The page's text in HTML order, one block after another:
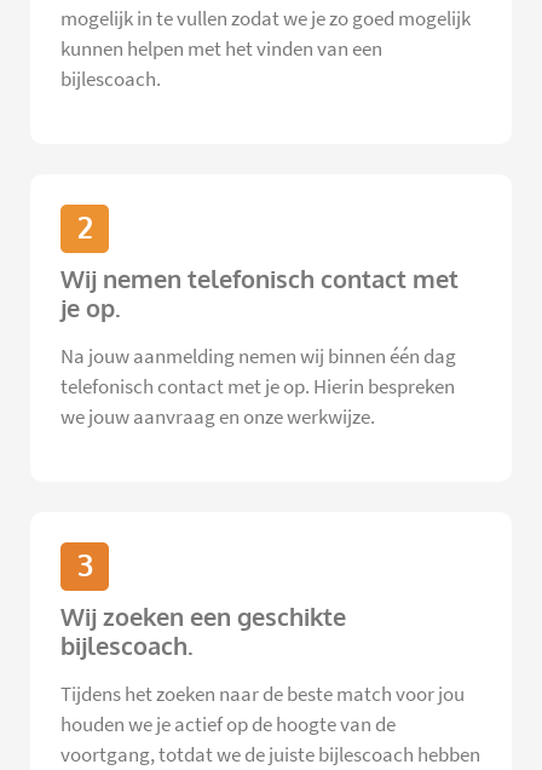
mogelijk in te vullen zodat we je zo goed mogelijk
kunnen helpen met het vinden van een
bijlescoach.
2
Wij nemen telefonisch contact met
je op.
Na jouw aanmelding nemen wij binnen één dag
telefonisch contact met je op. Hierin bespreken
we jouw aanvraag en onze werkwijze.
3
Wij zoeken een geschikte
bijlescoach.
Tijdens het zoeken naar de beste match voor jou
houden we je actief op de hoogte van de
voortgang, totdat we de juiste bijlescoach hebben